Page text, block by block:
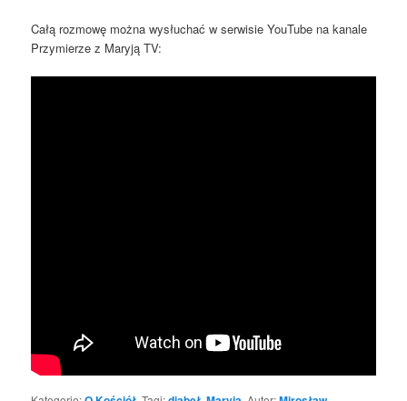
Całą rozmowę można wysłuchać w serwisie YouTube na kanale
Przymierze z Maryją TV: